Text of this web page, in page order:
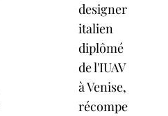
designer
italien
diplômé
de l'IUAV
à Venise,
récompe